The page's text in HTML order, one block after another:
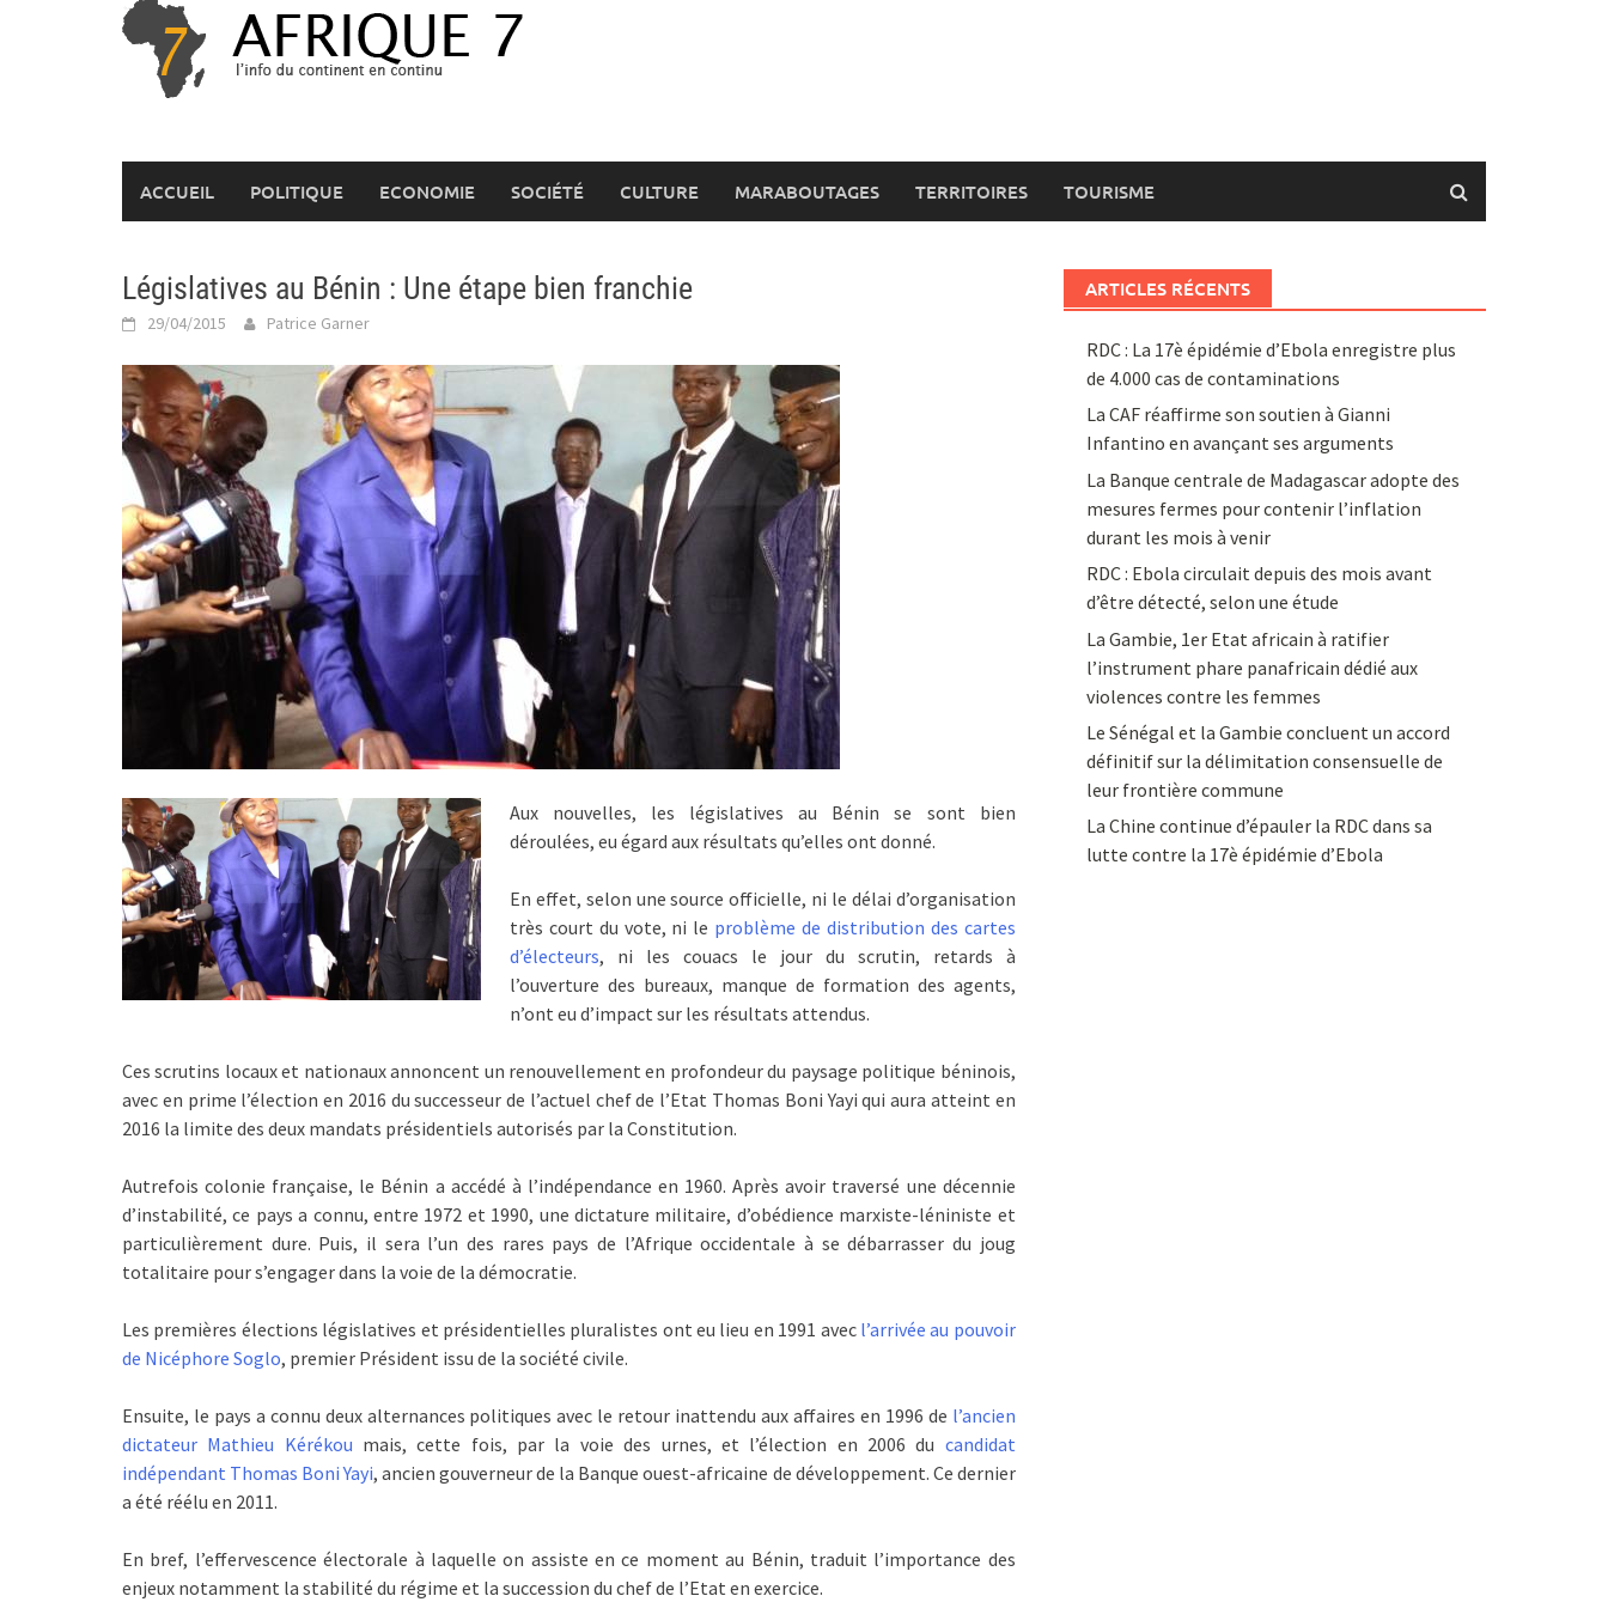
ACCUEIL POLITIQUE ECONOMIE SOCIÉTÉ CULTURE MARABOUTAGES TERRITOIRES TOURISME
Législatives au Bénin : Une étape bien franchie
29/04/2015 Patrice Garner
Aux nouvelles, les législatives au Bénin se sont bien
déroulées, eu égard aux résultats qu’elles ont donné.
En effet, selon une source officielle, ni le délai d’organisation
très court du vote, ni le problème de distribution des cartes
d’électeurs, ni les couacs le jour du scrutin, retards à
l’ouverture des bureaux, manque de formation des agents,
n’ont eu d’impact sur les résultats attendus.
Ces scrutins locaux et nationaux annoncent un renouvellement en profondeur du paysage politique béninois,
avec en prime l’élection en 2016 du successeur de l’actuel chef de l’Etat Thomas Boni Yayi qui aura atteint en
2016 la limite des deux mandats présidentiels autorisés par la Constitution.
Autrefois colonie française, le Bénin a accédé à l’indépendance en 1960. Après avoir traversé une décennie
d’instabilité, ce pays a connu, entre 1972 et 1990, une dictature militaire, d’obédience marxiste-léniniste et
particulièrement dure. Puis, il sera l’un des rares pays de l’Afrique occidentale à se débarrasser du joug
totalitaire pour s’engager dans la voie de la démocratie.
Les premières élections législatives et présidentielles pluralistes ont eu lieu en 1991 avec l’arrivée au pouvoir
de Nicéphore Soglo, premier Président issu de la société civile.
Ensuite, le pays a connu deux alternances politiques avec le retour inattendu aux affaires en 1996 de l’ancien
dictateur Mathieu Kérékou mais, cette fois, par la voie des urnes, et l’élection en 2006 du candidat
indépendant Thomas Boni Yayi, ancien gouverneur de la Banque ouest-africaine de développement. Ce dernier
a été réélu en 2011.
En bref, l’effervescence électorale à laquelle on assiste en ce moment au Bénin, traduit l’importance des
enjeux notamment la stabilité du régime et la succession du chef de l’Etat en exercice.
ARTICLES RÉCENTS
RDC : La 17è épidémie d’Ebola enregistre plus
de 4.000 cas de contaminations
La CAF réaffirme son soutien à Gianni
Infantino en avançant ses arguments
La Banque centrale de Madagascar adopte des
mesures fermes pour contenir l’inflation
durant les mois à venir
RDC : Ebola circulait depuis des mois avant
d’être détecté, selon une étude
La Gambie, 1er Etat africain à ratifier
l’instrument phare panafricain dédié aux
violences contre les femmes
Le Sénégal et la Gambie concluent un accord
définitif sur la délimitation consensuelle de
leur frontière commune
La Chine continue d’épauler la RDC dans sa
lutte contre la 17è épidémie d’Ebola